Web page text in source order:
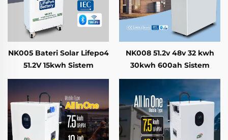
NK005 Bateri Solar Lifepo4
51.2V 15kwh Sistem
Simpanan Tenaga Rumah
NK008 51.2v 48v 32 kwh
30kwh 600ah Sistem
Bateri Penyimpanan
Tenaga Dinding Kuasa
Lithium Lifepo4 Solar
Rumah dengan BMS
Pintar